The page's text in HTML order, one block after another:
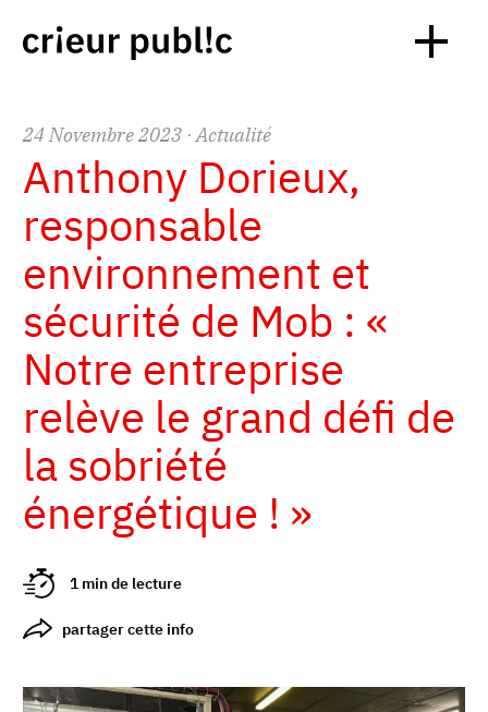
24Novembre2023 · Actualité
Anthony Dorieux,
responsable
environnement et
sécurité de Mob : «
Notre entreprise
relève le grand défi de
la sobriété
énergétique ! »
1 min de lecture
partager cette info